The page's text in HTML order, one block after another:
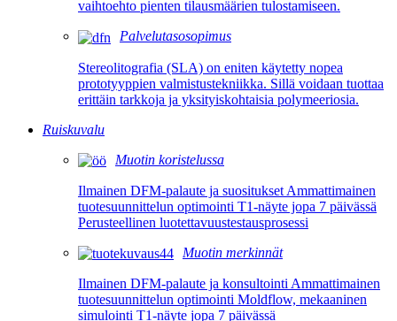
vaihtoehto pienten tilausmäärien tulostamiseen.
Palvelutasosopimus
Stereolitografia (SLA) on eniten käytetty nopea
prototyyppien valmistustekniikka. Sillä voidaan tuottaa
erittäin tarkkoja ja yksityiskohtaisia ​​polymeeriosia.
Ruiskuvalu
Muotin koristelussa
Ilmainen DFM-palaute ja suositukset Ammattimainen
tuotesuunnittelun optimointi T1-näyte jopa 7 päivässä
Perusteellinen luotettavuustestausprosessi
Muotin merkinnät
Ilmainen DFM-palaute ja konsultointi Ammattimainen
tuotesuunnittelun optimointi Moldflow, mekaaninen
simulointi T1-näyte jopa 7 päivässä